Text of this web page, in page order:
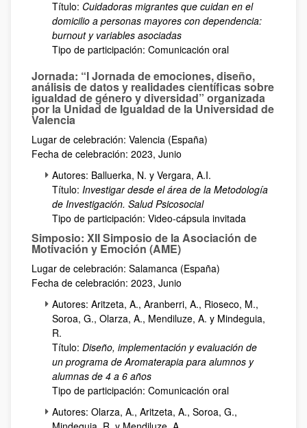
Título: Cuidadoras migrantes que cuidan en el
domicilio a personas mayores con dependencia:
burnout y variables asociadas
Tipo de participación: Comunicación oral
Jornada: “I Jornada de emociones, diseño,
análisis de datos y realidades científicas sobre
igualdad de género y diversidad” organizada
por la Unidad de Igualdad de la Universidad de
Valencia
Lugar de celebración: Valencia (España)
Fecha de celebración: 2023, Junio
Autores: Balluerka, N. y Vergara, A.I.
Título: Investigar desde el área de la Metodología
de Investigación. Salud Psicosocial
Tipo de participación: Video-cápsula invitada
Simposio: XII Simposio de la Asociación de
Motivación y Emoción (AME)
Lugar de celebración: Salamanca (España)
Fecha de celebración: 2023, Junio
Autores: Aritzeta, A., Aranberri, A., Rioseco, M.,
Soroa, G., Olarza, A., Mendiluze, A. y Mindeguia,
R.
Título: Diseño, implementación y evaluación de
un programa de Aromaterapia para alumnos y
alumnas de 4 a 6 años
Tipo de participación: Comunicación oral
Autores: Olarza, A., Aritzeta, A., Soroa, G.,